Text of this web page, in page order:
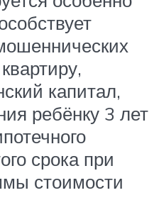
капитал,
ребёнку 3 лет
срока при
стоимости